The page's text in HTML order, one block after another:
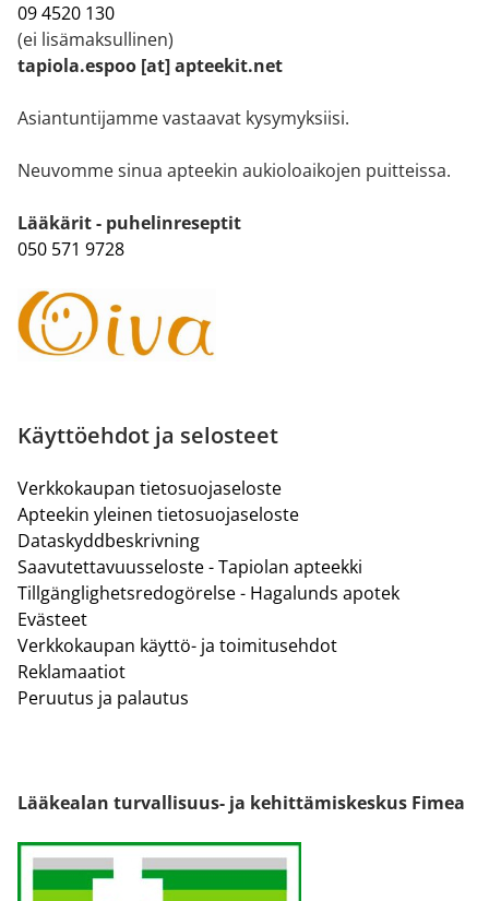
09 4520 130
(ei lisämaksullinen)
tapiola.espoo [at] apteekit.net
Asiantuntijamme vastaavat kysymyksiisi.
Neuvomme sinua apteekin aukioloaikojen puitteissa.
Lääkärit - puhelinreseptit
050 571 9728
Käyttöehdot ja selosteet
Verkkokaupan tietosuojaseloste
Apteekin yleinen tietosuojaseloste
Dataskyddbeskrivning
Saavutettavuusseloste - Tapiolan apteekki
Tillgänglighetsredogörelse - Hagalunds apotek
Evästeet
Verkkokaupan käyttö- ja toimitusehdot
Reklamaatiot
Peruutus ja palautus
Lääkealan turvallisuus- ja kehittämiskeskus Fimea